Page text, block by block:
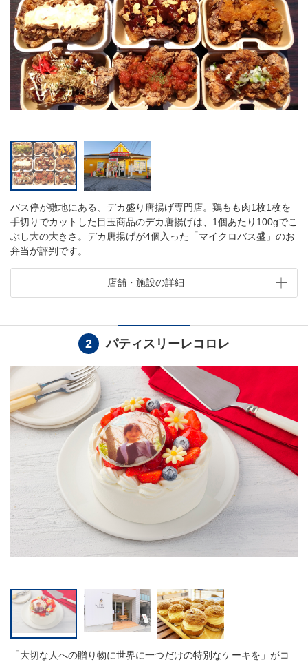
バス停が敷地にある、デカ盛り唐揚げ専門店。鶏もも肉1枚1枚を
手切りでカットした目玉商品のデカ唐揚げは、1個あたり100gでこ
ぶし大の大きさ。デカ唐揚げが4個入った「マイクロバス盛」のお
弁当が評判です。
店舗・施設の詳細
2 パティスリーレコロレ
「大切な人への贈り物に世界に一つだけの特別なケーキを」がコ